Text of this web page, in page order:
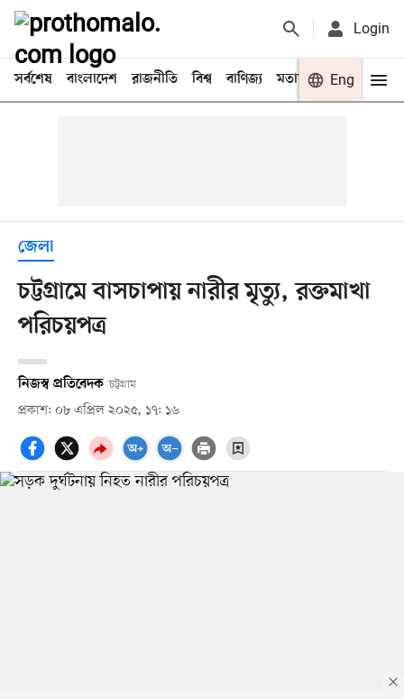
Login
সর্বশেষ বাংলাদেশ রাজনীতি বিশ্ব বাণিজ্য মতামত খেলা
Eng
জেলা
চট্টগ্রামে বাসচাপায় নারীর মৃত্যু, রক্তমাখা
পরিচয়পত্র
নিজস্ব প্রতিবেদক চট্টগ্রাম
প্রকাশ: ০৮ এপ্রিল ২০২৫, ১৭: ১৬